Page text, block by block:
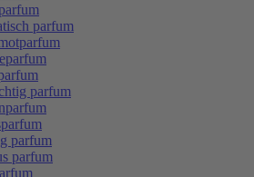
parfum
parfum
parfum
parfum